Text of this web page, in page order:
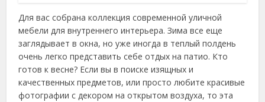
Для вас собрана коллекция современной уличной
мебели для внутреннего интерьера. Зима все еще
заглядывает в окна, но уже иногда в теплый полдень
очень легко представить себе отдых на патио. Кто
готов к весне? Если вы в поиске изящных и
качественных предметов, или просто любите красивые
фотографии с декором на открытом воздуха, то эта